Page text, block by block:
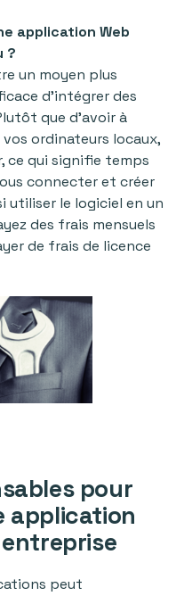
application Web
?
un moyen plus
d'intégrer des
que d'avoir à
ordinateurs locaux,
ce qui signifie temps
connecter et créer
utiliser le logiciel en un
des frais mensuels
de frais de licence
pour
application
peut